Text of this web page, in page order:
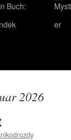
Buch:
er
2026